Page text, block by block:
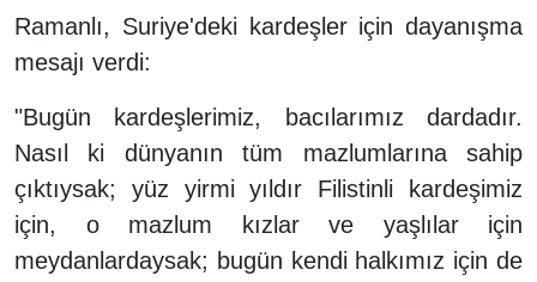
Ramanlı, Suriye'deki kardeşler için dayanışma
mesajı verdi:
"Bugün kardeşlerimiz, bacılarımız dardadır.
Nasıl ki dünyanın tüm mazlumlarına sahip
çıktıysak; yüz yirmi yıldır Filistinli kardeşimiz
için, o mazlum kızlar ve yaşlılar için
meydanlardaysak; bugün kendi halkımız için de